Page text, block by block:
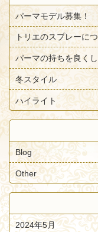
パーマモデル募集！
トリエのスプレーに
パーマの持ちを良く
冬スタイル
ハイライト
Blog
Other
2024年5月